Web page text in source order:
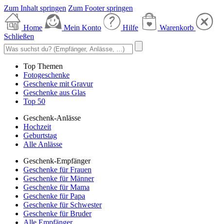
Zum Inhalt springen Zum Footer springen
Home Mein Konto Hilfe
Warenkorb
Schließen
Top Themen
Fotogeschenke
Geschenke mit Gravur
Geschenke aus Glas
Top 50
Geschenk-Anlässe
Hochzeit
Geburtstag
Alle Anlässe
Geschenk-Empfänger
Geschenke für Frauen
Geschenke für Männer
Geschenke für Mama
Geschenke für Papa
Geschenke für Schwester
Geschenke für Bruder
Alle Empfänger